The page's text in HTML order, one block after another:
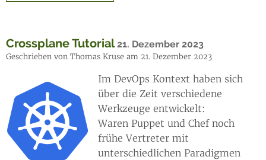
Crossplane Tutorial 21. Dezember 2023
Geschrieben von Thomas Kruse am 21. Dezember 2023
Im DevOps Kontext haben sich
über die Zeit verschiedene
Werkzeuge entwickelt:
Waren Puppet und Chef noch
frühe Vertreter mit
unterschiedlichen Paradigmen